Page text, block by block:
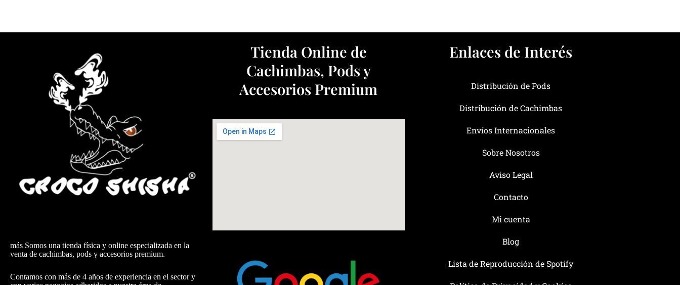
más Somos una tienda física y online especializada en la
venta de cachimbas, pods y accesorios premium.
Contamos con más de 4 años de experiencia en el sector y
Tienda Online de
Cachimbas, Pods y
Accesorios Premium
Enlaces de Interés
Distribución de Pods
Distribución de Cachimbas
Envíos Internacionales
Sobre Nosotros
Aviso Legal
Contacto
Mi cuenta
Blog
Lista de Reproducción de Spotify